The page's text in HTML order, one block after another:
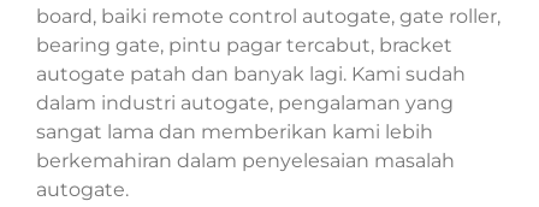
board, baiki remote control autogate, gate roller,
bearing gate, pintu pagar tercabut, bracket
autogate patah dan banyak lagi. Kami sudah
dalam industri autogate, pengalaman yang
sangat lama dan memberikan kami lebih
berkemahiran dalam penyelesaian masalah
autogate.